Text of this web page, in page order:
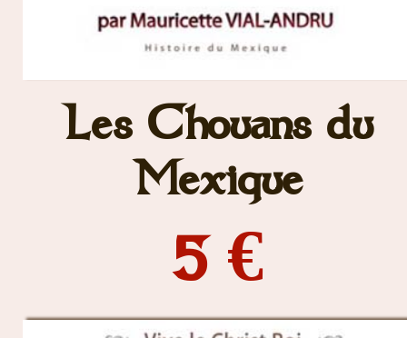
Les Chouans du
Mexique
5 €